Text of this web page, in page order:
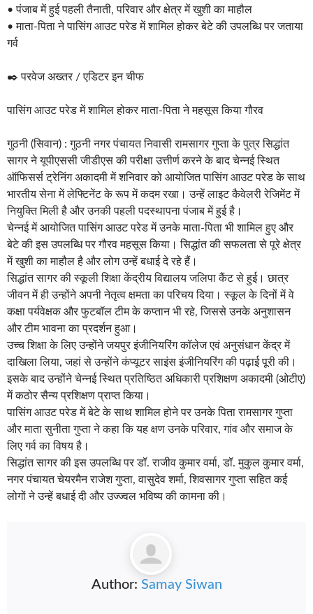
• पंजाब में हुई पहली तैनाती, परिवार और क्षेत्र में खुशी का माहौल
• माता-पिता ने पासिंग आउट परेड में शामिल होकर बेटे की उपलब्धि पर जताया
गर्व
✒️ परवेज अख्तर / एडिटर इन चीफ
पासिंग आउट परेड में शामिल होकर माता-पिता ने महसूस किया गौरव
गुठनी (सिवान) : गुठनी नगर पंचायत निवासी रामसागर गुप्ता के पुत्र सिद्धांत
सागर ने यूपीएससी जीडीएस की परीक्षा उत्तीर्ण करने के बाद चेन्नई स्थित
ऑफिसर्स ट्रेनिंग अकादमी में शनिवार को आयोजित पासिंग आउट परेड के साथ
भारतीय सेना में लेफ्टिनेंट के रूप में कदम रखा। उन्हें लाइट कैवेलरी रेजिमेंट में
नियुक्ति मिली है और उनकी पहली पदस्थापना पंजाब में हुई है।
चेन्नई में आयोजित पासिंग आउट परेड में उनके माता-पिता भी शामिल हुए और
बेटे की इस उपलब्धि पर गौरव महसूस किया। सिद्धांत की सफलता से पूरे क्षेत्र
में खुशी का माहौल है और लोग उन्हें बधाई दे रहे हैं।
सिद्धांत सागर की स्कूली शिक्षा केंद्रीय विद्यालय जलिपा कैंट से हुई। छात्र
जीवन में ही उन्होंने अपनी नेतृत्व क्षमता का परिचय दिया। स्कूल के दिनों में वे
कक्षा पर्यवेक्षक और फुटबॉल टीम के कप्तान भी रहे, जिससे उनके अनुशासन
और टीम भावना का प्रदर्शन हुआ।
उच्च शिक्षा के लिए उन्होंने जयपुर इंजीनियरिंग कॉलेज एवं अनुसंधान केंद्र में
दाखिला लिया, जहां से उन्होंने कंप्यूटर साइंस इंजीनियरिंग की पढ़ाई पूरी की।
इसके बाद उन्होंने चेन्नई स्थित प्रतिष्ठित अधिकारी प्रशिक्षण अकादमी (ओटीए)
में कठोर सैन्य प्रशिक्षण प्राप्त किया।
पासिंग आउट परेड में बेटे के साथ शामिल होने पर उनके पिता रामसागर गुप्ता
और माता सुनीता गुप्ता ने कहा कि यह क्षण उनके परिवार, गांव और समाज के
लिए गर्व का विषय है।
सिद्धांत सागर की इस उपलब्धि पर डॉ. राजीव कुमार वर्मा, डॉ. मुकुल कुमार वर्मा,
नगर पंचायत चेयरमैन राजेश गुप्ता, वासुदेव शर्मा, शिवसागर गुप्ता सहित कई
लोगों ने उन्हें बधाई दी और उज्ज्वल भविष्य की कामना की।
Author: Samay Siwan